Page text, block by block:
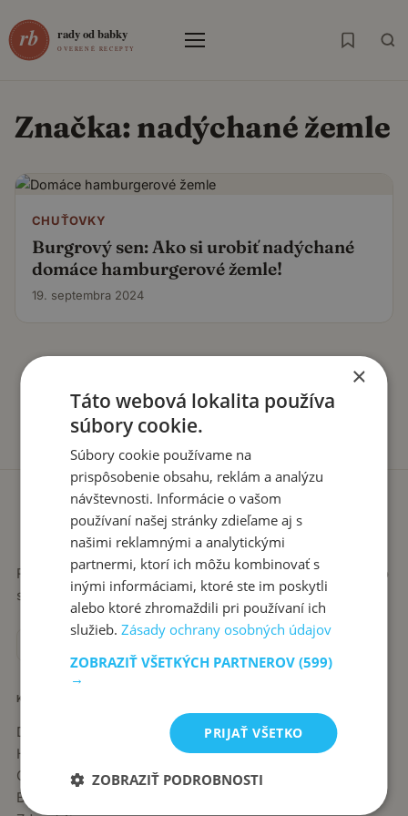
Menu
Značka: nadýchané žemle
CHUŤOVKY
Burgrový sen: Ako si urobiť nadýchané
domáce hamburgerové žemle!
19. septembra 2024
Recepty píše babka Stanka. Jednoduché, poctivé jedlá zo
slovenskej kuchyne, ktoré sa vždy podaria.
KATEGÓRIE
Dezerty
Hlavné jedlá
Chuťovky
Babkine rady
×
Táto webová lokalita používa
súbory cookie.
Súbory cookie používame na
prispôsobenie obsahu, reklám a analýzu
návštevnosti. Informácie o vašom
používaní našej stránky zdieľame aj s
našimi reklamnými a analytickými
partnermi, ktorí ich môžu kombinovať s
inými informáciami, ktoré ste im poskytli
alebo ktoré zhromaždili pri používaní ich
služieb.Zásady ochrany osobných údajov
ZOBRAZIŤ VŠETKÝCH PARTNEROV(599)
→
PRIJAŤ VŠETKO
ZOBRAZIŤ PODROBNOSTI